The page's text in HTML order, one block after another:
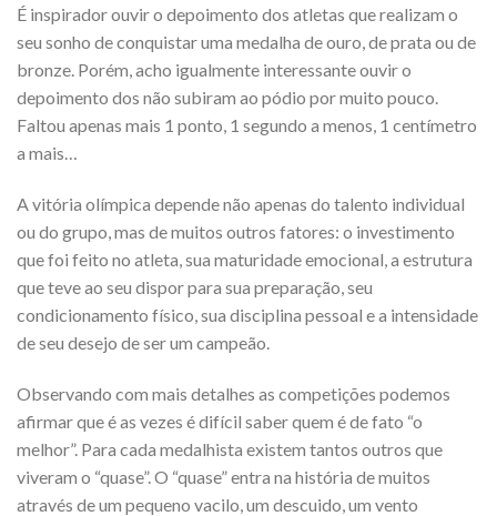
É inspirador ouvir o depoimento dos atletas que realizam o
seu sonho de conquistar uma medalha de ouro, de prata ou de
bronze. Porém, acho igualmente interessante ouvir o
depoimento dos não subiram ao pódio por muito pouco.
Faltou apenas mais 1 ponto, 1 segundo a menos, 1 centímetro
a mais…
A vitória olímpica depende não apenas do talento individual
ou do grupo, mas de muitos outros fatores: o investimento
que foi feito no atleta, sua maturidade emocional, a estrutura
que teve ao seu dispor para sua preparação, seu
condicionamento físico, sua disciplina pessoal e a intensidade
de seu desejo de ser um campeão.
Observando com mais detalhes as competições podemos
afirmar que é as vezes é difícil saber quem é de fato “o
melhor”. Para cada medalhista existem tantos outros que
viveram o “quase”. O “quase” entra na história de muitos
através de um pequeno vacilo, um descuido, um vento